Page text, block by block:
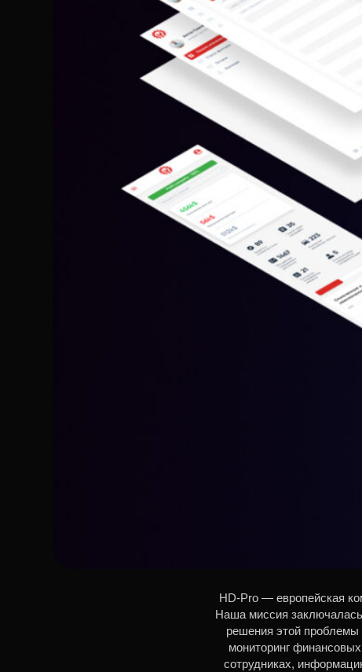
HD-Pro — европейская
Наша миссия
решения этой проблемы
мониторинг
сотрудниках,